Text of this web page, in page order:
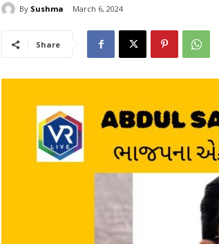
By Sushma March 6, 2024
Share